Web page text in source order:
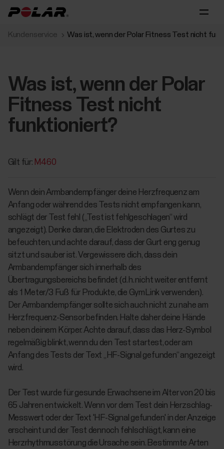
Kundenservice Was ist, wenn der Polar Fitness Test nicht
Was ist, wenn der Polar
Fitness Test nicht
funktioniert?
Gilt für: M460
Wenn dein Armbandempfänger deine Herzfrequenz am
Anfang oder während des Tests nicht empfangen kann,
schlägt der Test fehl („Test ist fehlgeschlagen“ wird
angezeigt). Denke daran, die Elektroden des Gurtes zu
befeuchten, und achte darauf, dass der Gurt eng genug
sitzt und sauber ist. Vergewissere dich, dass dein
Armbandempfänger sich innerhalb des
Übertragungsbereichs befindet (d. h. nicht weiter entfernt
als 1 Meter/3 Fuß für Produkte, die GymLink verwenden).
Der Armbandempfänger sollte sich auch nicht zu nahe am
Herzfrequenz-Sensor befinden. Halte daher deine Hände
neben deinem Körper. Achte darauf, dass das Herz-Symbol
regelmäßig blinkt, wenn du den Test startest, oder am
Anfang des Tests der Text „HF-Signal gefunden“ angezeigt
wird.
Der Test wurde fürgesunde Erwachsene im Alter von 20 bis
65 Jahren entwickelt. Wenn vor dem Test dein Herzschlag-
Messwert oder der Text 'HF-Signal gefunden' in der Anzeige
erscheint und der Test dennoch fehlschlägt, kann eine
Herzrhythmusstörung die Ursache sein. Bestimmte Arten